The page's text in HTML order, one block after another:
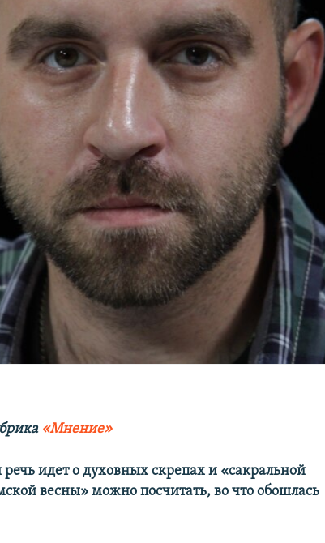
«Мнение»
идет о духовных скрепах и «сакральной
весны» можно посчитать, во что обошлась